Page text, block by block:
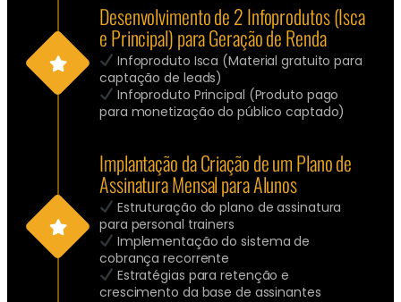
Desenvolvimento de 2 Infoprodutos (Isca
e Principal) para Geração de Renda
Infoproduto Isca (Material gratuito para
captação de leads)
Infoproduto Principal (Produto pago
para monetização do público captado)
Implantação da Criação de um Plano de
Assinatura Mensal para Alunos
Estruturação do plano de assinatura
para personal trainers
Implementação do sistema de
cobrança recorrente
Estratégias para retenção e
crescimento da base de assinantes